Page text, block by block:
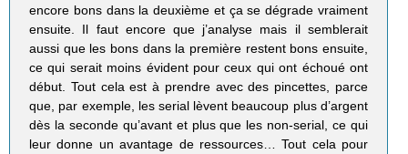
encore bons dans la deuxième et ça se dégrade vraiment
ensuite. Il faut encore que j’analyse mais il semblerait
aussi que les bons dans la première restent bons ensuite,
ce qui serait moins évident pour ceux qui ont échoué ont
début. Tout cela est à prendre avec des pincettes, parce
que, par exemple, les serial lèvent beaucoup plus d’argent
dès la seconde qu’avant et plus que les non-serial, ce qui
leur donne un avantage de ressources… Tout cela pour